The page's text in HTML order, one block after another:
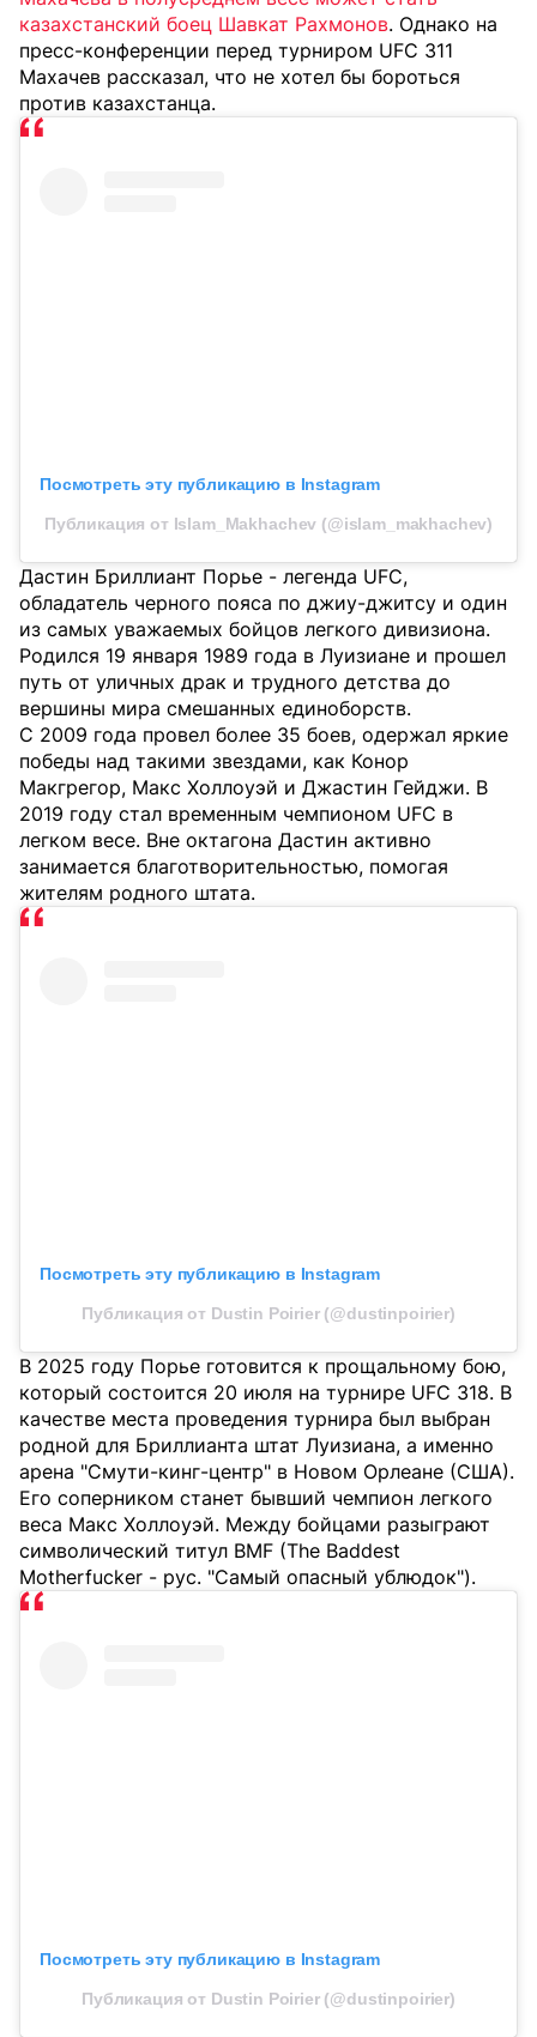
казахстанский боец Шавкат Рахмонов. Однако на
пресс-конференции перед турниром UFC 311
Махачев рассказал, что не хотел бы бороться
против казахстанца.
Посмотреть эту публикацию в Instagram
Публикация от Islam_Makhachev (@islam_makhachev)
Дастин Бриллиант Порье - легенда UFC,
обладатель черного пояса по джиу-джитсу и один
из самых уважаемых бойцов легкого дивизиона.
Родился 19 января 1989 года в Луизиане и прошел
путь от уличных драк и трудного детства до
вершины мира смешанных единоборств.
С 2009 года провел более 35 боев, одержал яркие
победы над такими звездами, как Конор
Макгрегор, Макс Холлоуэй и Джастин Гейджи. В
2019 году стал временным чемпионом UFC в
легком весе. Вне октагона Дастин активно
занимается благотворительностью, помогая
жителям родного штата.
Посмотреть эту публикацию в Instagram
Публикация от Dustin Poirier (@dustinpoirier)
В 2025 году Порье готовится к прощальному бою,
который состоится 20 июля на турнире UFC 318. В
качестве места проведения турнира был выбран
родной для Бриллианта штат Луизиана, а именно
арена "Смути-кинг-центр" в Новом Орлеане (США).
Его соперником станет бывший чемпион легкого
веса Макс Холлоуэй. Между бойцами разыграют
символический титул BMF (The Baddest
Motherfucker - рус. "Самый опасный ублюдок").
Посмотреть эту публикацию в Instagram
Публикация от Dustin Poirier (@dustinpoirier)